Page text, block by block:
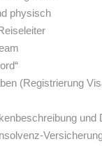
physisch
(Registrierung
und